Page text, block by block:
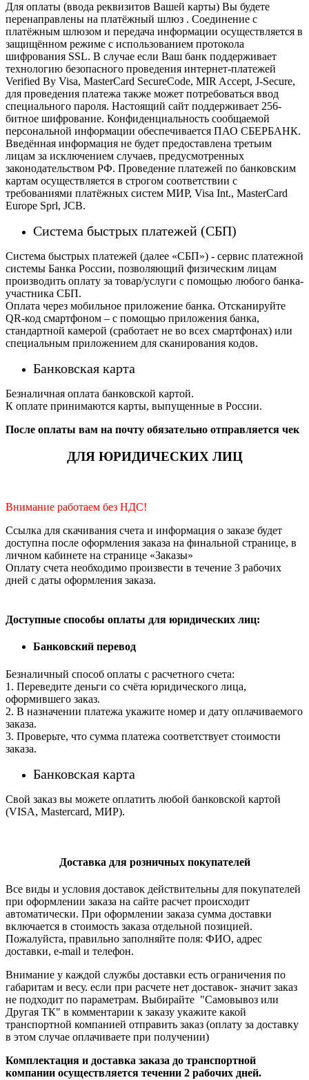
Для оплаты (ввода реквизитов Вашей карты) Вы будете
перенаправлены на платёжный шлюз . Соединение с
платёжным шлюзом и передача информации осуществляется в
защищённом режиме с использованием протокола
шифрования SSL. В случае если Ваш банк поддерживает
технологию безопасного проведения интернет-платежей
Verified By Visa, MasterCard SecureCode, MIR Accept, J-Secure,
для проведения платежа также может потребоваться ввод
специального пароля. Настоящий сайт поддерживает 256-
битное шифрование. Конфиденциальность сообщаемой
персональной информации обеспечивается ПАО СБЕРБАНК.
Введённая информация не будет предоставлена третьим
лицам за исключением случаев, предусмотренных
законодательством РФ. Проведение платежей по банковским
картам осуществляется в строгом соответствии с
требованиями платёжных систем МИР, Visa Int., MasterCard
Europe Sprl, JCB.
Система быстрых платежей (СБП)
Система быстрых платежей (далее «СБП») - сервис платежной
системы Банка России, позволяющий физическим лицам
производить оплату за товар/услуги с помощью любого банка-
участника СБП.
Оплата через мобильное приложение банка. Отсканируйте
QR-код смартфоном – с помощью приложения банка,
стандартной камерой (сработает не во всех смартфонах) или
специальным приложением для сканирования кодов.
Банковская карта
Безналичная оплата банковской картой.
К оплате принимаются карты, выпущенные в России.
После оплаты вам на почту обязательно отправляется чек
ДЛЯ ЮРИДИЧЕСКИХ ЛИЦ
Внимание работаем без НДС!
Ссылка для скачивания счета и информация о заказе будет
доступна после оформления заказа на финальной странице, в
личном кабинете на странице «Заказы»
Оплату счета необходимо произвести в течение 3 рабочих
дней с даты оформления заказа.
Доступные способы оплаты для юридических лиц:
Банковский перевод
Безналичный способ оплаты с расчетного счета:
1. Переведите деньги со счёта юридического лица,
оформившего заказ.
2. В назначении платежа укажите номер и дату оплачиваемого
заказа.
3. Проверьте, что сумма платежа соответствует стоимости
заказа.
Банковская карта
Свой заказ вы можете оплатить любой банковской картой
(VISA, Mastercard, МИР).
Доставка для розничных покупателей
Все виды и условия доставок действительны для покупателей
при оформлении заказа на сайте расчет происходит
автоматически. При оформлении заказа сумма доставки
включается в стоимость заказа отдельной позицией.
Пожалуйста, правильно заполняйте поля: ФИО, адрес
доставки, e-mail и телефон.
Внимание у каждой службы доставки есть ограничения по
габаритам и весу. если при расчете нет доставок- значит заказ
не подходит по параметрам. Выбирайте "Самовывоз или
Другая ТК" в комментарии к заказу укажите какой
транспортной компанией отправить заказ (оплату за доставку
в этом случае оплачиваете при получении)
Комплектация и доставка заказа до транспортной
компании осуществляется течении 2 рабочих дней.